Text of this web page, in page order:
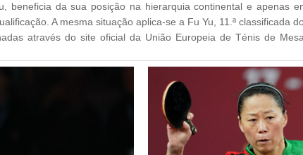
beneficia da sua posição na hierarquia continental e apenas
A mesma situação aplica-se a Fu Yu, 11.ª classificada
através do site oficial da União Europeia de Ténis de